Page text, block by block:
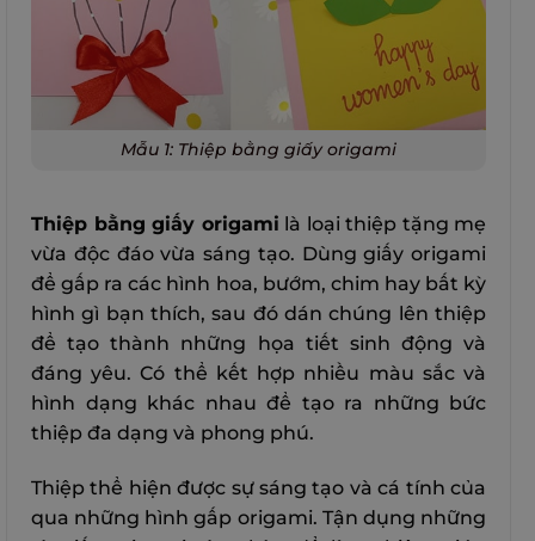
Mẫu 1: Thiệp bằng giấy origami
Thiệp bằng giấy origami là loại thiệp tặng mẹ
vừa độc đáo vừa sáng tạo. Dùng giấy origami
để gấp ra các hình hoa, bướm, chim hay bất kỳ
hình gì bạn thích, sau đó dán chúng lên thiệp
để tạo thành những họa tiết sinh động và
đáng yêu. Có thể kết hợp nhiều màu sắc và
hình dạng khác nhau để tạo ra những bức
thiệp đa dạng và phong phú.
Thiệp thể hiện được sự sáng tạo và cá tính của
qua những hình gấp origami. Tận dụng những